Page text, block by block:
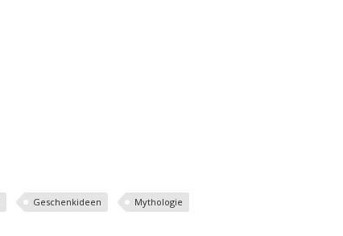
Geschenkideen Mythologie